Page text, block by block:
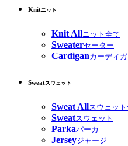
Knitニット
Knit Allニット全て
Sweaterセーター
Cardiganカーディ
Sweatスウェット
Sweat Allスウェッ
Sweatスウェット
Parkaパーカ
Jerseyジャージ